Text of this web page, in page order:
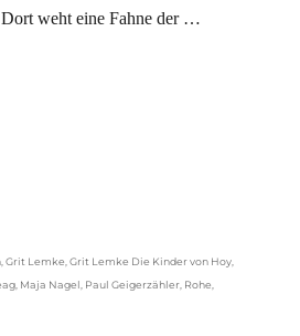
weht eine Fahne der …
grüne Oase im Tagebau“
,Grit Lemke ,Grit Lemke Die Kinder von Hoy
Maja Nagel Paul Geigerzähler Rohe